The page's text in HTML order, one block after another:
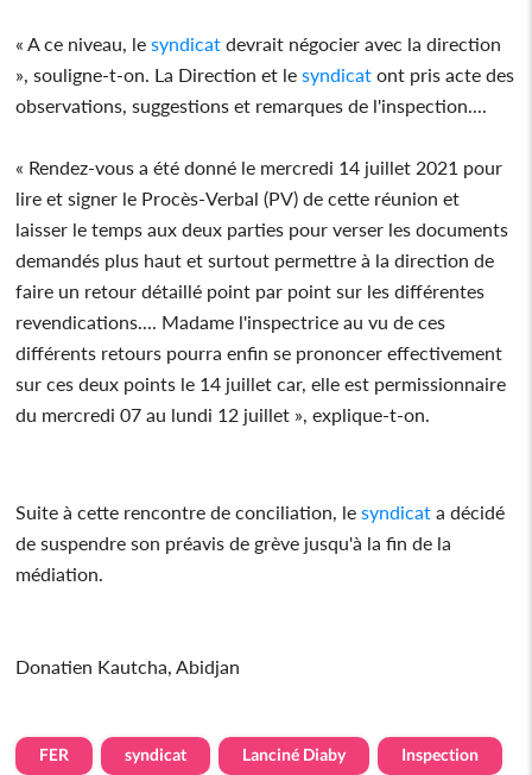
« A ce niveau, lesyndicat devrait négocier avec la direction
», souligne-t-on. La Direction et lesyndicat ont pris acte des
observations, suggestions et remarques de l'inspection....
« Rendez-vous a été donné le mercredi 14 juillet 2021 pour
lire et signer le Procès-Verbal (PV) de cette réunion et
laisser le temps aux deux parties pour verser les documents
demandés plus haut et surtout permettre à la direction de
faire un retour détaillé point par point sur les différentes
revendications.... Madame l'inspectrice au vu de ces
différents retours pourra enfin se prononcer effectivement
sur ces deux points le 14 juillet car, elle est permissionnaire
du mercredi 07 au lundi 12 juillet », explique-t-on.
Suite à cette rencontre de conciliation, lesyndicat a décidé
de suspendre son préavis de grève jusqu'à la fin de la
médiation.
Donatien Kautcha, Abidjan
FER syndicat Lanciné Diaby Inspection